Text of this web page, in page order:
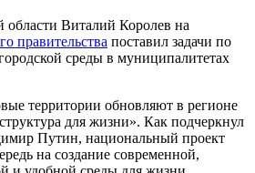
области Виталий Королев на
правительства поставил задачи по
среды в муниципалитетах
территории обновляют в регионе
для жизни». Как подчеркнул
Путин, национальный проект
на создание современной,